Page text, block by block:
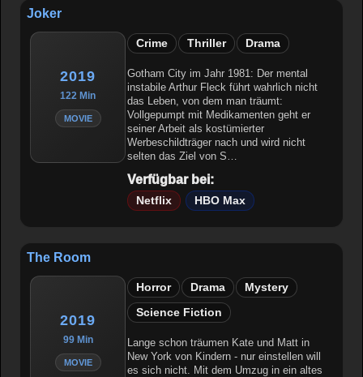
Joker
2019
122 Min
MOVIE
Crime Thriller Drama
Gotham City im Jahr 1981: Der mental
instabile Arthur Fleck führt wahrlich nicht
das Leben, von dem man träumt:
Vollgepumpt mit Medikamenten geht er
seiner Arbeit als kostümierter
Werbeschildträger nach und wird nicht
selten das Ziel von S…
Verfügbar bei:
Netflix HBO Max
The Room
2019
99 Min
MOVIE
Horror Drama Mystery
Science Fiction
Lange schon träumen Kate und Matt in
New York von Kindern - nur einstellen will
es sich nicht. Mit dem Umzug in ein altes